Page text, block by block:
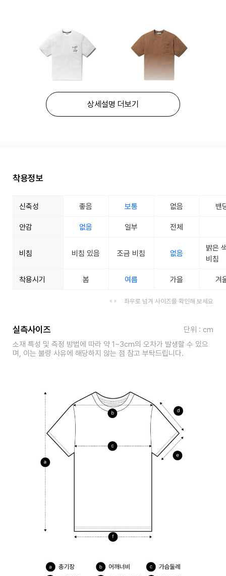
상세설명 더보기
착용정보
신축성 좋음 보통 없음 밴
안감 없음 일부 전체
비침 비침 있음 조금 비침 없음
밝은
비침
착용시기 봄 여름 가을 겨
좌우로 넘겨 사이즈를 확인해 보세요
실측사이즈
단위 : cm
소재 특성 및 측정 방법에 따라 약 1~3cm의 오차가 발생할 수 있으
며, 이는 불량 사유에 해당하지 않는 점 참고 부탁드립니다.